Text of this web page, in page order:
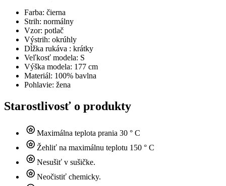
Farba: čierna
Strih: normálny
Vzor: potlač
Výstrih: okrúhly
Dĺžka rukáva : krátky
Veľkosť modela: S
Výška modela: 177 cm
Materiál: 100% bavlna
Pohlavie: žena
Starostlivosť o produkty
Maximálna teplota prania 30 ° C
Žehliť na maximálnu teplotu 150 ° C
Nesušiť v sušičke.
Neočistiť chemicky.